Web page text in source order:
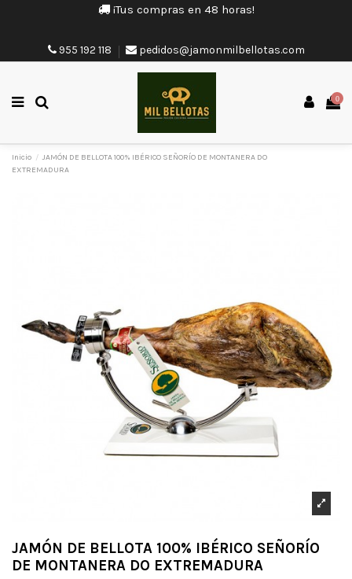
¡Tus compras en 48 horas!
955 192 118 pedidos@jamonmilbellotas.com
0
Inicio
JAMÓN DE BELLOTA 100% IBÉRICO SEÑORÍO DE MONTANERA DO
EXTREMADURA
JAMÓN DE BELLOTA 100% IBÉRICO SEÑORÍO
DE MONTANERA DO EXTREMADURA